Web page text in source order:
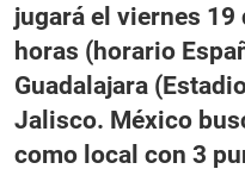
jugará el viernes 19
horas (horario
Guadalajara
Jalisco. México
como local con 3